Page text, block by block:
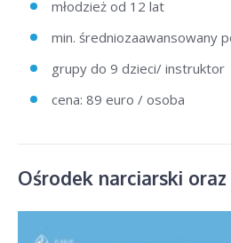
młodzież od 12 lat
min. średniozaawansowany
grupy do 9 dzieci/ instruktor
cena: 89 euro / osoba
Ośrodek narciarski